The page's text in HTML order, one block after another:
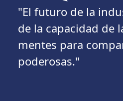
"El futuro de la
de la capacidad de
mentes para
poderosas."